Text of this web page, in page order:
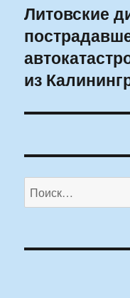
Следующая
запись:
Литовские
из
Искать: